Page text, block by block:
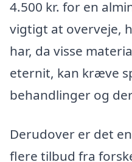
4.500 kr. for en
vigtigt at overveje,
har, da visse
eternit, kan kræve
behandlinger og
Derudover er det
flere tilbud fra